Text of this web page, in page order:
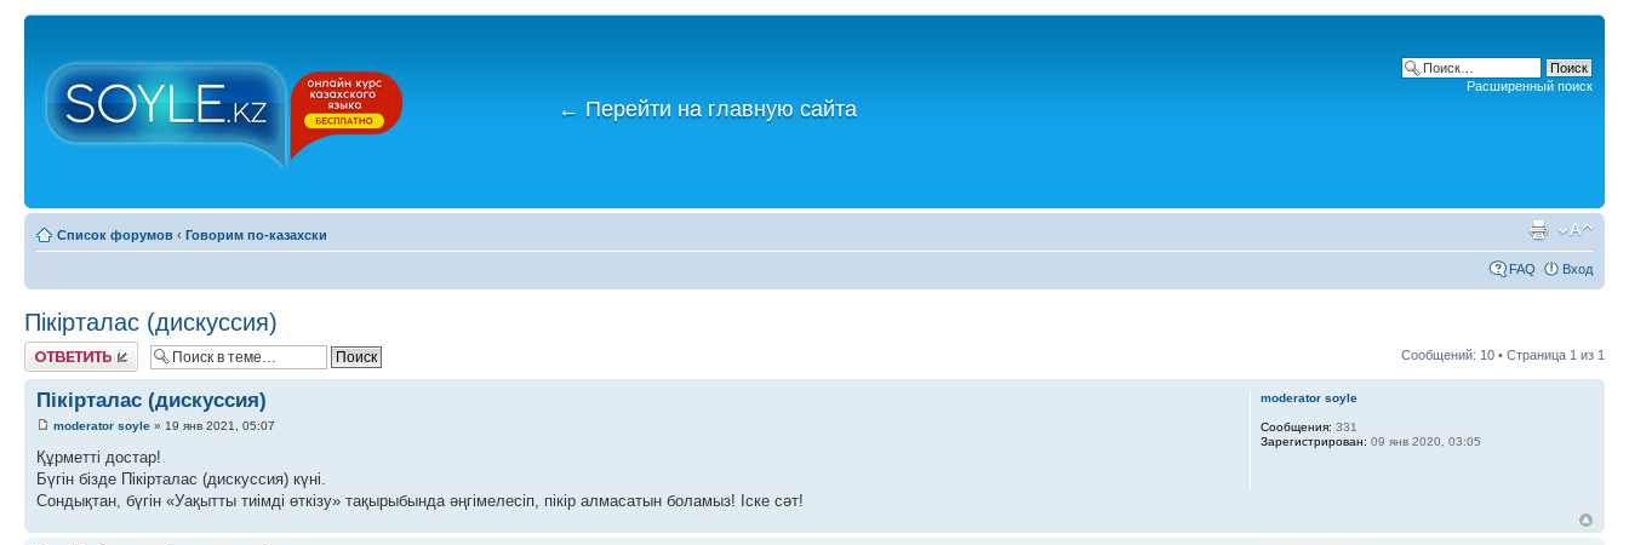
← Перейти на главную сайта
Расширенный поиск
Список форумов ‹ Говорим по-казахски
FAQ Вход
Пікірталас (дискуссия)
Ответить Сообщений: 10 • Страница 1 из 1
Пікірталас (дискуссия)
moderator soyle » 19 янв 2021, 05:07
Құрметті достар!
Бүгін бізде Пікірталас (дискуссия) күні.
Сондықтан, бүгін «Уақытты тиімді өткізу» тақырыбында әңгімелесіп, пікір алмасатын боламыз! Іске сәт!
moderator soyle
Сообщения: 331
Зарегистрирован: 09 янв 2020, 03:05